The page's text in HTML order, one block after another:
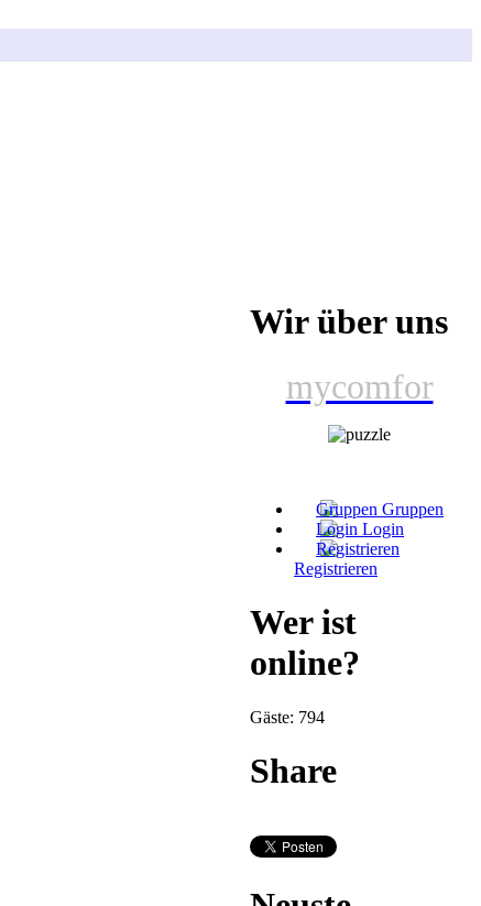
Wir über uns
mycomfor
Gruppen
Login
Registrieren
Wer ist
online?
Gäste: 794
Share